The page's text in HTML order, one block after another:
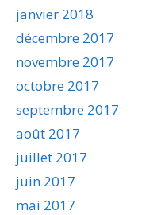
janvier 2018
décembre 2017
novembre 2017
octobre 2017
septembre 2017
août 2017
juillet 2017
juin 2017
mai 2017